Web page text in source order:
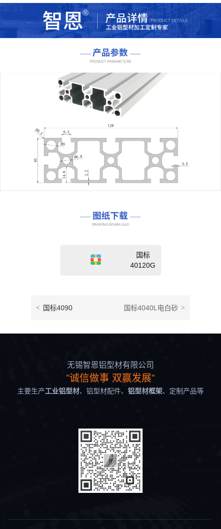
国标
40120G
< 国标4090 国标4040L电白砂 >
无锡智恩铝型材有限公司
"诚信做事 双赢发展"
主要生产工业铝型材、铝型材配件、 铝型材框架、定制产品等